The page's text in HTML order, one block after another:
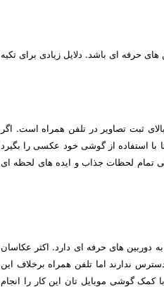
حرفه ای باشد. دلایل زیادی برای تکیه
ثبت تصاویر در تلفن همراه است. اگر
همراه خود ثبت نماید، تنها به 5 ثانیه زمان نیاز دارد تا با استفاده از گوشی خود عکسی را بگیرد
تمام لحظات جذاب و ایده های لحظه ای
دوربین های حرفه ای دارد. اکثر عکاسان
ندارند اما تلفن همراه برخلاف این
گوشی موبایل تان این کار را انجام